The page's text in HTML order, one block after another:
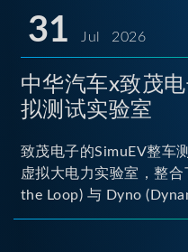
31 Jul 2026
中华汽车x致茂
拟测试实验室
致茂电子的SimuEV整车
虚拟大电力实验室，整
the Loop) 与 Dyno
Power HIL 建立OBC